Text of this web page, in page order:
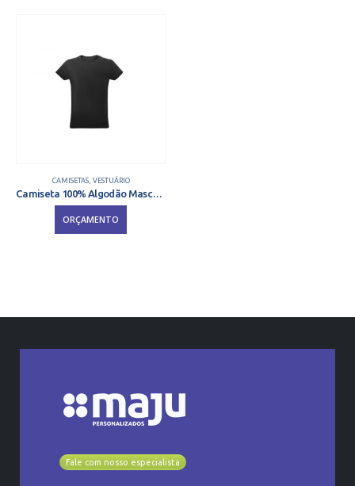
CAMISETAS, VESTUÁRIO
Camiseta 100% Algodão Masculina
ORÇAMENTO
Fale com nosso especialista